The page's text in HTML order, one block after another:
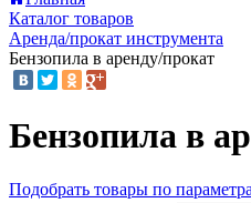
Каталог товаров
Аренда/прокат инструмента
Бензопила в аренду/прокат
Бензопила в
Подобрать товары по